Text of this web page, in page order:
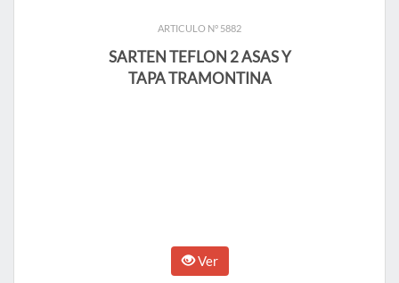
ARTICULO N° 5882
SARTEN TEFLON 2 ASAS Y
TAPA TRAMONTINA
Ver